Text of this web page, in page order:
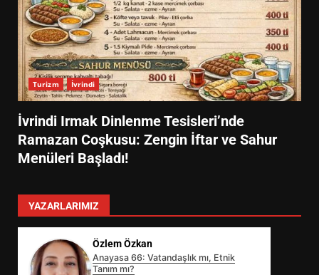
Turizm İvrindi
İvrindi Irmak Dinlenme Tesisleri’nde
Ramazan Coşkusu: Zengin İftar ve Sahur
Menüleri Başladı!
YAZARLARIMIZ
Özlem Özkan
Anayasa 66: Vatandaşlık mı, Etnik
Tanım mı?